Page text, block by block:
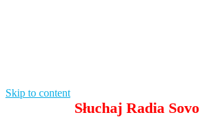
Skip to content
Słuchaj Radia Sovo